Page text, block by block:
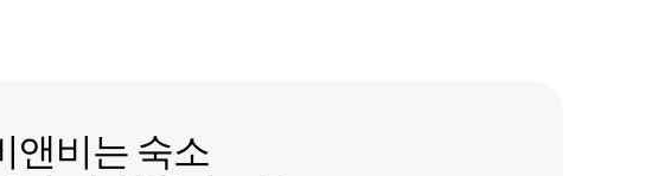
앤비는 숙소 호스팅이 더 쉬워지도록
앤비는 숙소